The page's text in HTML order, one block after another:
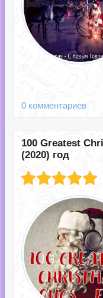
0 комментариев
100 Greatest
(2020) год